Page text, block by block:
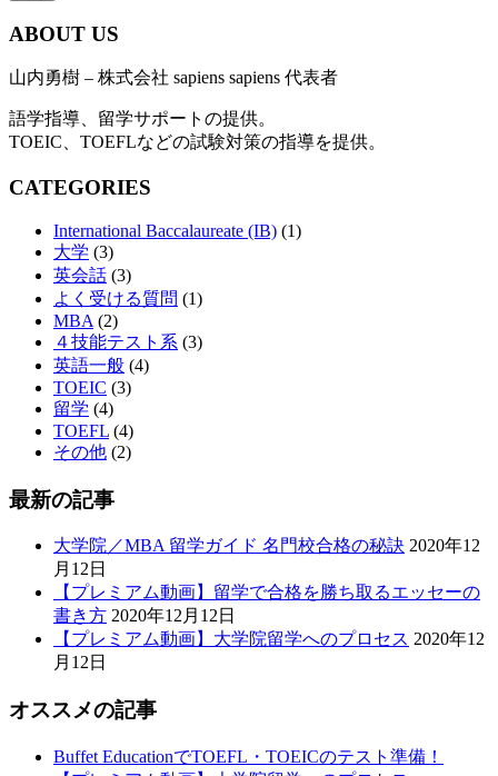
ABOUT US
山内勇樹 – 株式会社 sapiens sapiens 代表者
語学指導、留学サポートの提供。
TOEIC、TOEFLなどの試験対策の指導を提供。
CATEGORIES
International Baccalaureate (IB) (1)
大学 (3)
英会話 (3)
よく受ける質問 (1)
MBA (2)
４技能テスト系 (3)
英語一般 (4)
TOEIC (3)
留学 (4)
TOEFL (4)
その他 (2)
最新の記事
大学院／MBA 留学ガイド 名門校合格の秘訣 2020年12
月12日
【プレミアム動画】留学で合格を勝ち取るエッセーの
書き方 2020年12月12日
【プレミアム動画】大学院留学へのプロセス 2020年12
月12日
オススメの記事
Buffet EducationでTOEFL・TOEICのテスト準備！